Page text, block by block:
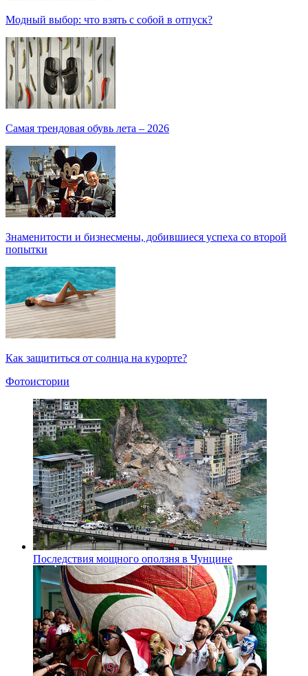
Модный выбор: что взять с собой в отпуск?
Самая трендовая обувь лета – 2026
Знаменитости и бизнесмены, добившиеся успеха со второй
попытки
Как защититься от солнца на курорте?
Фотоистории
Последствия мощного оползня в Чунцине